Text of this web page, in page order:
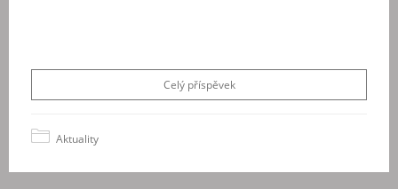
Celý příspěvek
Aktuality